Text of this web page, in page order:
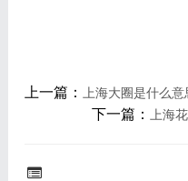
上一篇： 上海大圈是什么
下一篇： 上海